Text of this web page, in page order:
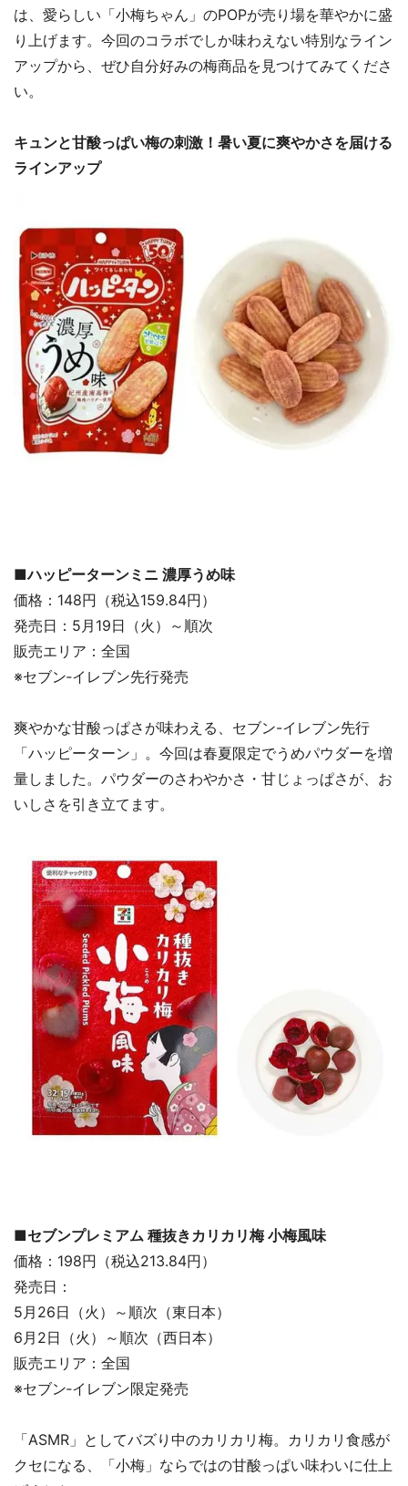
は、愛らしい「小梅ちゃん」のPOPが売り場を華やかに盛
り上げます。今回のコラボでしか味わえない特別なライン
アップから、ぜひ自分好みの梅商品を見つけてみてくださ
い。
キュンと甘酸っぱい梅の刺激！暑い夏に爽やかさを届ける
ラインアップ
■ハッピーターンミニ 濃厚うめ味
価格：148円（税込159.84円）
発売日：5月19日（火）～順次
販売エリア：全国
※セブン‐イレブン先行発売
爽やかな甘酸っぱさが味わえる、セブン-イレブン先行
「ハッピーターン」。今回は春夏限定でうめパウダーを増
量しました。パウダーのさわやかさ・甘じょっぱさが、お
いしさを引き立てます。
■セブンプレミアム 種抜きカリカリ梅 小梅風味
価格：198円（税込213.84円）
発売日：
5月26日（火）～順次（東日本）
6月2日（火）～順次（西日本）
販売エリア：全国
※セブン‐イレブン限定発売
「ASMR」としてバズり中のカリカリ梅。カリカリ食感が
クセになる、「小梅」ならではの甘酸っぱい味わいに仕上